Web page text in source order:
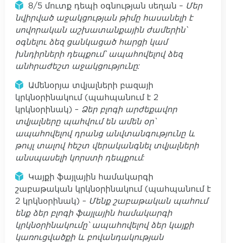
8/5 մուտք դեպի օգնության սեղան – Մեր
նվիրված աջակցության թիմը հասանելի է
սովորական աշխատանքային ժամերին՝
օգնելու ձեզ ցանկացած հարցի կամ
խնդիրների դեպքում՝ ապահովելով ձեզ
անհրաժեշտ աջակցությունը:
Ամենօրյա տվյալների բազայի
կրկնօրինակում (պահպանում է 2
կրկնօրինակ) – Ձեր բլոգի արժեքավոր
տվյալները պահվում են ամեն օր՝
ապահովելով դրանց անվտանգությունը և
թույլ տալով հեշտ վերականգնել տվյալների
անսպասելի կորստի դեպքում:
Կայքի ֆայլային համակարգի
շաբաթական կրկնօրինակում (պահպանում է
2 կրկնօրինակ) – Մենք շաբաթական պահում
ենք ձեր բլոգի ֆայլային համակարգի
կրկնօրինակումը՝ ապահովելով ձեր կայքի
կառուցվածքի և բովանդակության